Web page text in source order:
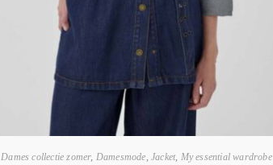
Dames collectie zomer, Damesmode, Jacket, My essential wardrobe